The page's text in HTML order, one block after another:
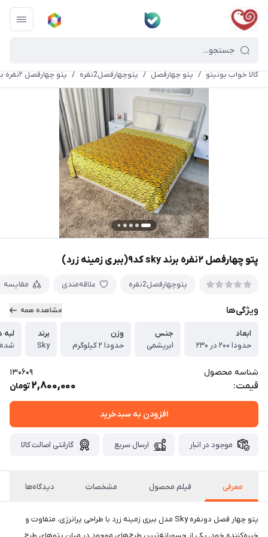
کالا خواب بونیتو / پتو چهارفصل / پتوچهارفصل2نفره / پتو چهارفصل ۲نفره برند sky کد۹(ببری زمینه زرد)
پتو چهارفصل ۲نفره برند sky کد۹(ببری زمینه زرد)
پتوچهارفصل2نفره علاقه‌مندی مقایسه
ویژگی‌ها مشاهده همه
ابعاد
حدودا ۲۰۰ در ۲۳۰
جنس
ابریشمی
وزن
حدودا ۲ کیلوگرم
برند
Sky
لبه
شده
شناسه محصول 130609
قیمت: 2,800,000تومان
افزودن به سبدخرید
موجود در انبار ارسال سریع گارانتی اصالت کالا
معرفی فیلم محصول مشخصات دیدگاه‌ها
پتو چهار فصل دونفره Sky مدل ببری زمینه زرد با طراحی پرانرژی، متفاوت و